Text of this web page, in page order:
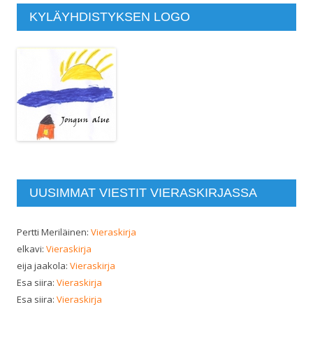
KYLÄYHDISTYKSEN LOGO
UUSIMMAT VIESTIT VIERASKIRJASSA
Pertti Meriläinen: Vieraskirja
elkavi: Vieraskirja
eija jaakola: Vieraskirja
Esa siira: Vieraskirja
Esa siira: Vieraskirja